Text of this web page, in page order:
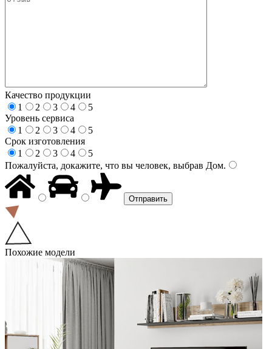
Качество продукции
1
2 3 4
5
Уровень сервиса
1
2 3 4
5
Срок изготовления
1
2 3 4
5
Пожалуйста, докажите, что вы человек, выбрав Дом.
Похожие модели